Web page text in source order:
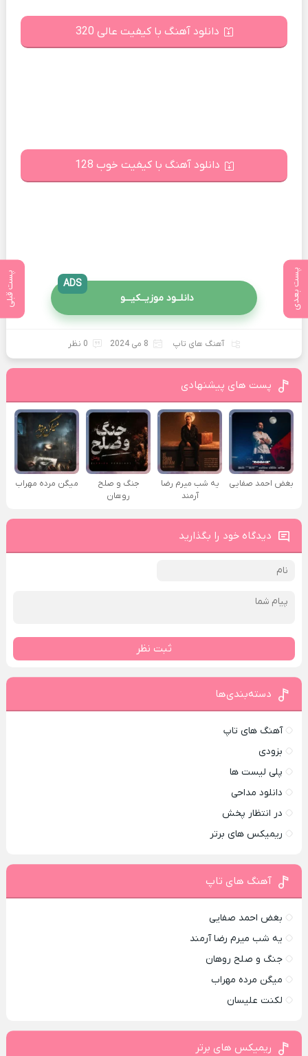
پست بعدی پست قبلی
دانلود آهنگ با کیفیت عالی 320
دانلود آهنگ با کیفیت خوب 128
دانلــود موزیــکیـــو
ADS
آهنگ های تاپ 8 می 2024 0 نظر
پست های پیشنهادی
بغض احمد صفایی
یه شب میرم رضا
آرمند
جنگ و صلح
روهان
میگن مرده مهراب
دیدگاه خود را بگذارید
ثبت نظر
دسته‌بندی‌ها
آهنگ های تاپ
بزودی
پلی لیست ها
دانلود مداحی
در انتظار پخش
ریمیکس های برتر
آهنگ های تاپ
بغض احمد صفایی
یه شب میرم رضا آرمند
جنگ و صلح روهان
میگن مرده مهراب
لکنت علیسان
ریمیکس های برتر